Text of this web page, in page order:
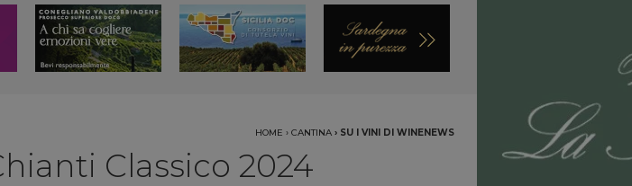
HOME › CANTINA › SU I VINI DI WINENEWS
Classico 2024